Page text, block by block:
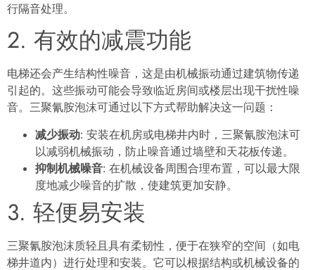
行隔音处理。
2. 有效的减震功能
电梯还会产生结构性噪音，这是由机械振动通过建筑物传递
引起的。这些振动可能会导致临近房间或楼层出现干扰性噪
音。三聚氰胺泡沫可通过以下方式帮助解决这一问题：
减少振动: 安装在机房或电梯井内时，三聚氰胺泡沫可
以减弱机械振动，防止噪音通过墙壁和天花板传递。
抑制机械噪音: 在机械设备周围合理布置，可以最大限
度地减少噪音的扩散，使建筑更加安静。
3. 轻便易安装
三聚氰胺泡沫质轻且具有柔韧性，便于在狭窄的空间（如电
梯井道内）进行处理和安装。它可以根据结构或机械设备的